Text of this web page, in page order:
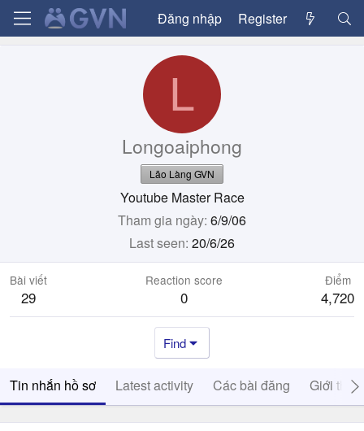
Đăng nhập Register
L
Longoaiphong
Lão Làng GVN
Youtube Master Race
Tham gia ngày 6/9/06
Last seen 20/6/26
Bài viết
29
Reaction score
0
Điểm
4,720
Find
Tin nhắn hồ sơ Latest activity Các bài đăng Giới thiệu